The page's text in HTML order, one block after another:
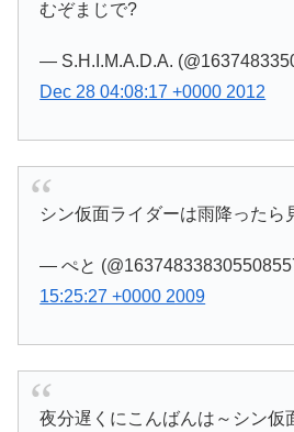
むぞまじで?
— S.H.I.M.A.D.A.
Dec 28 04:08:17 +0000 2012
シン仮面ライダーは雨降ったら
— ぺと
15:25:27 +0000 2009
夜分遅くにこんばんは～シン仮